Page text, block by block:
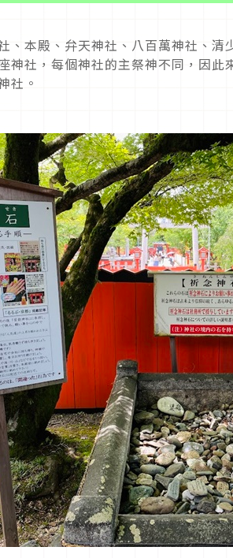
、本殿、弁天神社、八百萬神社、
神社，每個神社的主祭神不同，因
社。